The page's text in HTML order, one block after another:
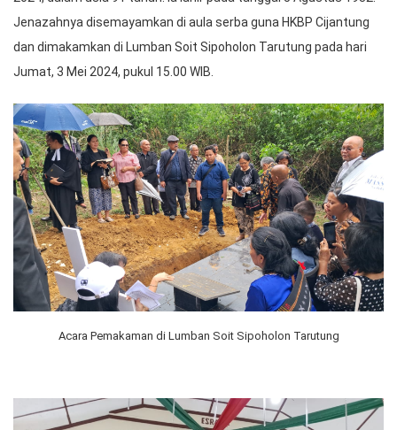
Jenazahnya disemayamkan di aula serba guna HKBP Cijantung
dan dimakamkan di Lumban Soit Sipoholon Tarutung pada hari
Jumat, 3 Mei 2024, pukul 15.00 WIB.
Acara Pemakaman di Lumban Soit Sipoholon Tarutung